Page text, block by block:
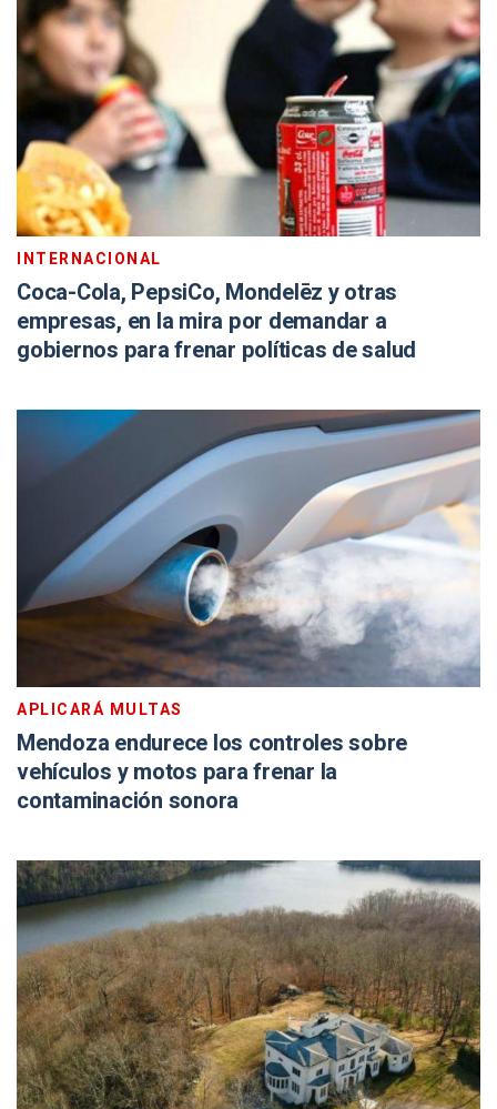
INTERNACIONAL
Coca-Cola, PepsiCo, Mondelēz y otras
empresas, en la mira por demandar a
gobiernos para frenar políticas de salud
APLICARÁ MULTAS
Mendoza endurece los controles sobre
vehículos y motos para frenar la
contaminación sonora